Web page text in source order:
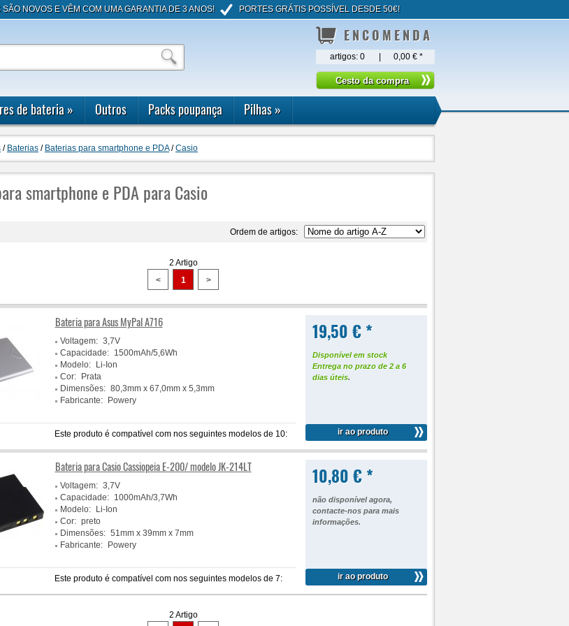
NOVOS E VÊM COM UMA GARANTIA DE 3 ANOS! PORTES GRÁTIS POSSÍVEL DESDE 50€!
ENCOMENDA
artigos: 0 0,00 € *
de bateria» Outros Packs poupança Pilhas»
/ Baterias / Baterias para smartphone e PDA/Casio
smartphone e PDA para Casio
Ordem de artigos:
2 Artigo
<
1 >
19,50 € *
Disponível em stock
Entrega no prazo de 2 a 6
dias úteis.
ir ao produto
Bateria para Asus MyPal A716
Voltagem: 3,7V
Capacidade:
1500mAh/5,6Wh
Modelo:
Li-Ion
Cor:
Prata
Dimensões: 80,3mm x 67,0mm x 5,3mm
Fabricante:
Powery
Este produto é compatível com nos seguintes modelos de 10:
10,80 € *
não disponível agora,
contacte-nos para mais
informações.
ir ao produto
Bateria para Casio Cassiopeia E-200/ modelo JK-214LT
Voltagem: 3,7V
Capacidade:
1000mAh/3,7Wh
Modelo:
Li-Ion
Cor: preto
Dimensões: 51mm x 39mm x 7mm
Fabricante:
Powery
Este produto é compatível com nos seguintes modelos de 7:
2 Artigo